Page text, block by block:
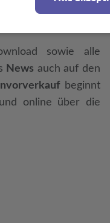
das seit dem 20.
sowie alle
News auch auf den
beginnt
online über die